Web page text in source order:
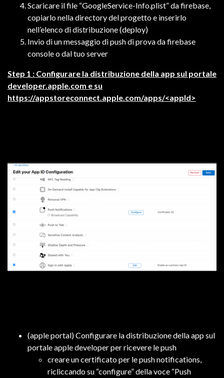
Scaricare il file “GoogleService-Info.plist” da firebase,
copiarlo nella directory del progetto e inserirlo
nell’elenco di distribuzione (deploy)
Invio di un messaggio di push di prova da firebase
console o dal tuo server
Step 1 : Configurare la distribuzione della app sul portale
developer.apple.com e su
https://appstoreconnect.apple.com/apps/<appId>
(apple portal) Configurare la distribuzione della app sul
portale apple developer per ricevere le push
creare un certificato per le push notifications,
ricliccando su “configure” della voce “Push